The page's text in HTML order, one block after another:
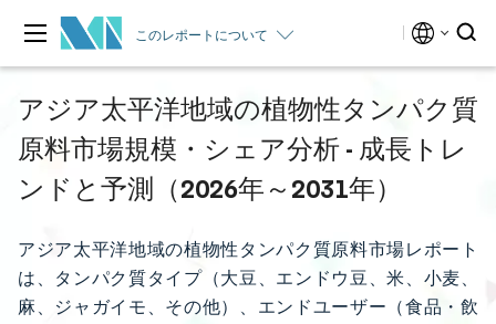
このレポートについて
アジア太平洋地域の植物性タンパク質
原料市場規模・シェア分析 - 成長トレ
ンドと予測（2026年～2031年）
アジア太平洋地域の植物性タンパク質原料市場レポート
は、タンパク質タイプ（大豆、エンドウ豆、米、小麦、
麻、ジャガイモ、その他）、エンドユーザー（食品・飲